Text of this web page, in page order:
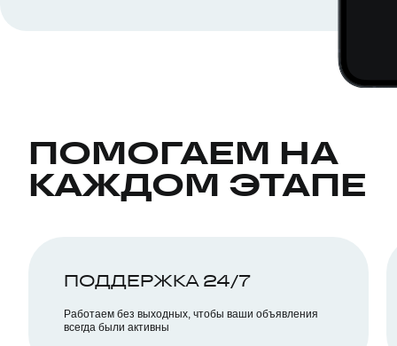
ПОМОГАЕМ НА
КАЖДОМ ЭТАПЕ
ПОДДЕРЖКА 24/7
Работаем без выходных, чтобы ваши объявления
всегда были активны